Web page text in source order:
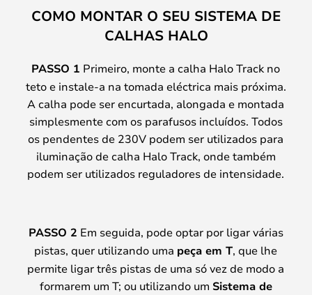
COMO MONTAR O SEU SISTEMA DE
CALHAS HALO
PASSO 1 Primeiro, monte a calha Halo Track no
teto e instale-a na tomada eléctrica mais próxima.
A calha pode ser encurtada, alongada e montada
simplesmente com os parafusos incluídos. Todos
os pendentes de 230V podem ser utilizados para
iluminação de calha Halo Track, onde também
podem ser utilizados reguladores de intensidade.
PASSO 2 Em seguida, pode optar por ligar várias
pistas, quer utilizando uma peça em T, que lhe
permite ligar três pistas de uma só vez de modo a
formarem um T; ou utilizando um Sistema de